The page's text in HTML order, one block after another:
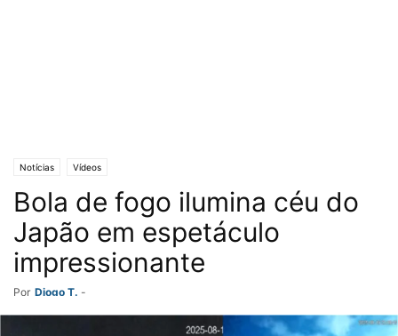
Notícias Vídeos
Bola de fogo ilumina céu do
Japão em espetáculo
impressionante
Por Diogo T. -